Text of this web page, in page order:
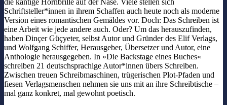
Schriftsteller*innen in ihrem Schaffen auch heute noch als moderne
Version eines romantischen Gemäldes vor. Doch: Das Schreiben ist
eine Arbeit wie jede andere auch. Oder? Um das herauszufinden,
haben Dinçer Güçyeter, selbst Autor und Gründer des Elif Verlags,
und Wolfgang Schiffer, Herausgeber, Übersetzer und Autor, eine
Anthologie herausgegeben. In »Die Backstage eines Buches«
schreiben 21 deutschsprachige Autor*innen übers Schreiben.
Zwischen treuen Schreibmaschinen, trügerischen Plot-Pfaden und
fiesen Verlagsmenschen nehmen sie uns mit an ihre Schreibtische –
mal ganz konkret, mal gewohnt poetisch.